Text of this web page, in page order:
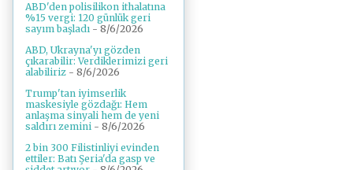
ABD'den polisilikon ithalatına
%15 vergi: 120 günlük geri
sayım başladı - 8/6/2026
ABD, Ukrayna'yı gözden
çıkarabilir: Verdiklerimizi geri
alabiliriz - 8/6/2026
Trump'tan iyimserlik
maskesiyle gözdağı: Hem
anlaşma sinyali hem de yeni
saldırı zemini - 8/6/2026
2 bin 300 Filistinliyi evinden
ettiler: Batı Şeria'da gasp ve